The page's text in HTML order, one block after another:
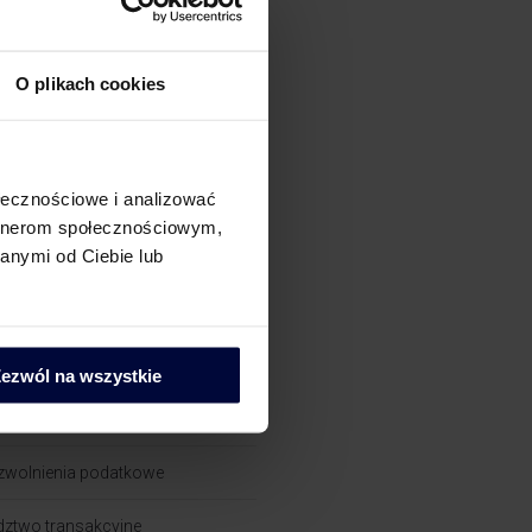
O plikach cookies
i analizować
społecznościowym,
od Ciebie lub
na wszystkie
międzynarodowe
podatkowe
transakcyjne